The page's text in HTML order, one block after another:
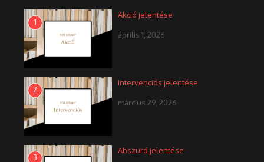
1
Akció jelentése
április 1, 2026
2
Intervenciós jelentése
március 29, 2026
3
Abszurd jelentése